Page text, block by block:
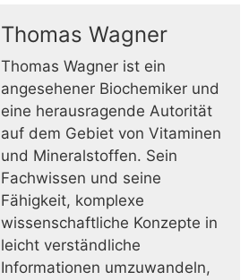
Thomas Wagner
Thomas Wagner ist ein
angesehener Biochemiker und
eine herausragende Autorität
auf dem Gebiet von Vitaminen
und Mineralstoffen. Sein
Fachwissen und seine
Fähigkeit, komplexe
wissenschaftliche Konzepte in
leicht verständliche
Informationen umzuwandeln,